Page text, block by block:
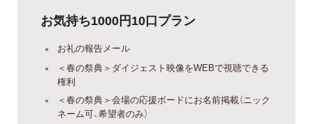
お気持ち1000円10口プラン
お礼の報告メール
＜春の祭典＞ダイジェスト映像をWEBで視聴できる
権利
＜春の祭典＞会場の応援ボードにお名前掲載（ニック
ネーム可、希望者のみ）